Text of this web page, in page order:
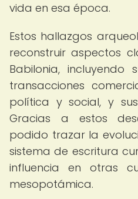
vida en esa época.
Estos hallazgos
reconstruir aspectos
Babilonia, incluyendo
transacciones
política y social, y
Gracias a estos
podido trazar la
sistema de escritura
influencia en otras
mesopotámica.